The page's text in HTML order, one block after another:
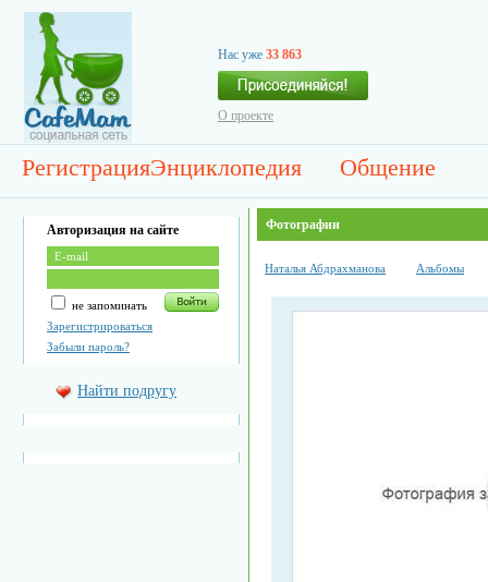
Нас уже 33 863
О проекте
РегистрацияЭнциклопедия Общение
Авторизация на сайте
не запоминать
Зарегистрироваться
Забыли пароль?
Найти подругу
Фотографии
Наталья Абдрахманова Альбомы